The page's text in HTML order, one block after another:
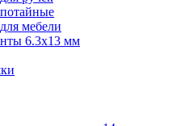
мебели
6.3х13 мм